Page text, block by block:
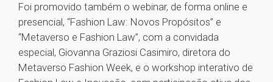
Foi promovido também o webinar, de forma online e
presencial, “Fashion Law: Novos Propósitos” e
“Metaverso e Fashion Law”, com a convidada
especial, Giovanna Graziosi Casimiro, diretora do
Metaverso Fashion Week, e o workshop interativo de